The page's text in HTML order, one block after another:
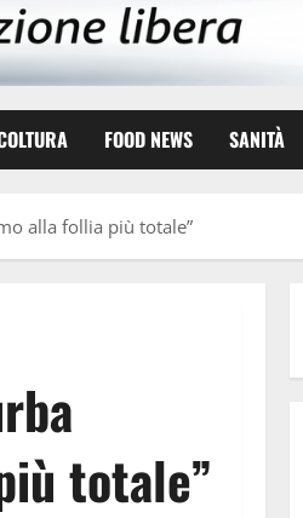
FOOD NEWS SANITÀ
alla follia più totale”
totale”